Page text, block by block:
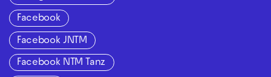
Facebook
Facebook JNTM
Facebook NTM Tanz